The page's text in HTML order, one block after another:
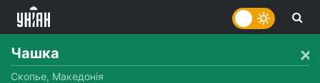
Чашка
Скопье, Македонія